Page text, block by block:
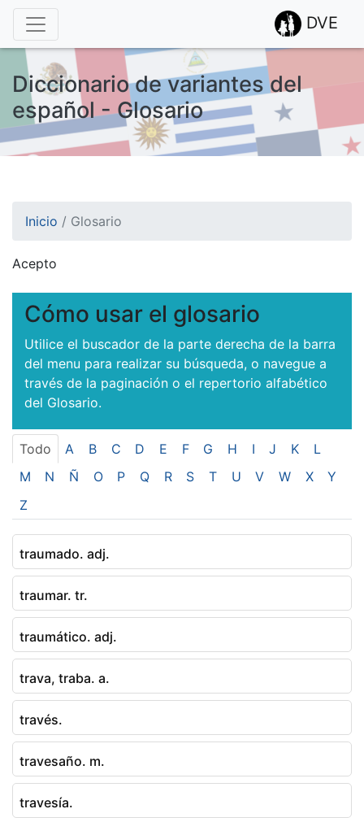
DVE
Diccionario de variantes del
español - Glosario
Inicio / Glosario
Acepto
Esto nos ayuda a recolectar estadísticas de las visitas.
Cómo usar el glosario
Utilice el buscador de la parte derecha de la barra
del menu para realizar su búsqueda, o navegue a
través de la paginación o el repertorio alfabético
del Glosario.
Todo A B C D E F G H I J K
L
M
N Ñ O P Q R S T U V W X
Y
Z
traumado. adj.
traumar. tr.
traumático. adj.
trava, traba. a.
través.
travesaño. m.
travesía.